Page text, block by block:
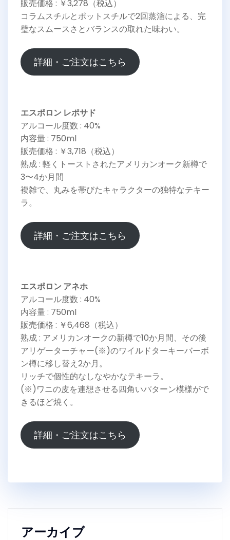
販売価格 : ￥3,278（税込）
コラムスチルとポットスチルで2回蒸溜による、完
璧なスムースさとバランスの取れた味わい。
詳細・ご注文はこちら
エスポロン レポサド
アルコール度数 : 40%
内容量 : 750ml
販売価格 : ￥3,718（税込）
熟成 : 軽くトーストされたアメリカンオーク新樽で
3〜4か月間
複雑で、丸みを帯びたキャラクターの独特なテキー
ラ。
詳細・ご注文はこちら
エスポロン アネホ
アルコール度数 : 40%
内容量 : 750ml
販売価格 : ￥6,468（税込）
熟成 : アメリカンオークの新樽で10か月間、その後
アリゲーターチャー(※)のワイルドターキーバーボ
ン樽に移し替え2か月。
リッチで個性的なしなやかなテキーラ。
(※)ワニの皮を連想させる四角いパターン模様がで
きるほど焼く。
詳細・ご注文はこちら
アーカイブ